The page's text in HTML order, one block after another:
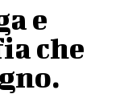
e
che